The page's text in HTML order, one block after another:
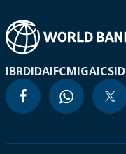
IBRDIDAIFCMIGAICSID